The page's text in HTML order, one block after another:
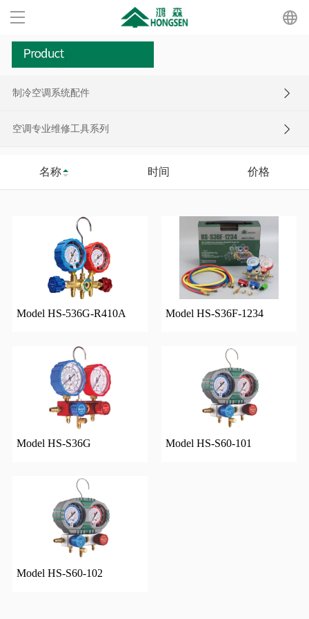
首页
产品
关于鸿森
星空在线注册_星空（中国）
制冷空调系统配件
空调专业维修工具系列
名称 时间 价格
Model HS-536G-R410A Model HS-S36F-1234
Model HS-S36G Model HS-S60-101
Model HS-S60-102